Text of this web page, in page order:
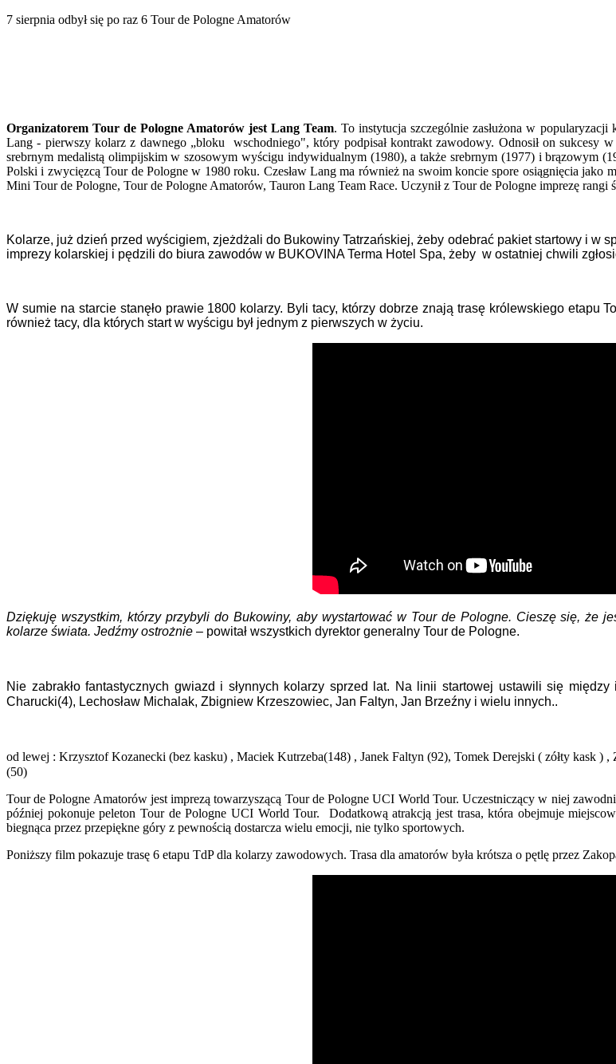
7 sierpnia odbył się po raz 6 Tour de Pologne Amatorów
Organizatorem Tour de Pologne Amatorów jest Lang Team. To instytucja szczególnie zasłużona w
Lang - pierwszy kolarz z dawnego „bloku wschodniego", który podpisał kontrakt zawodowy. Odnosił on
srebrnym medalistą olimpijskim w szosowym wyścigu indywidualnym (1980), a także srebrnym (1977) i brązowym
Polski i zwycięzcą Tour de Pologne w 1980 roku. Czesław Lang ma również na swoim koncie spore osiągnięcia jako
Mini Tour de Pologne, Tour de Pologne Amatorów, Tauron Lang Team Race. Uczynił z Tour de Pologne imprezę
Kolarze, już dzień przed wyścigiem, zjeżdżali do Bukowiny Tatrzańskiej, żeby odebrać pakiet startowy i w
imprezy kolarskiej i pędzili do biura zawodów w BUKOVINA Terma Hotel Spa, żeby w ostatniej chwili
W sumie na starcie stanęło prawie 1800 kolarzy. Byli tacy, którzy dobrze znają trasę królewskiego etapu
również tacy, dla których start w wyścigu był jednym z pierwszych w życiu.
Dziękuję wszystkim, którzy przybyli do Bukowiny, aby wystartować w Tour de Pologne. Cieszę się, że
kolarze świata. Jedźmy ostrożnie – powitał wszystkich dyrektor generalny Tour de Pologne.
Nie zabrakło fantastycznych gwiazd i słynnych kolarzy sprzed lat. Na linii startowej ustawili się
Charucki(4), Lechosław Michalak, Zbigniew Krzeszowiec, Jan Faltyn, Jan Brzeźny i wielu innych..
od lewej : Krzysztof Kozanecki (bez kasku) , Maciek Kutrzeba(148) , Janek Faltyn (92), Tomek Derejski ( zółty kask
(50)
Tour de Pologne Amatorów jest imprezą towarzyszącą Tour de Pologne UCI World Tour. Uczestniczący w niej
później pokonuje peleton Tour de Pologne UCI World Tour. Dodatkową atrakcją jest trasa, która obejmuje
biegnąca przez przepiękne góry z pewnością dostarcza wielu emocji, nie tylko sportowych.
Poniższy film pokazuje trasę 6 etapu TdP dla kolarzy zawodowych. Trasa dla amatorów była krótsza o pętlę przez